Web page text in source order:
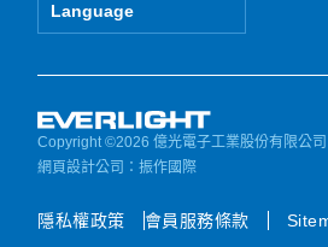
u
e
i
Language
Copyright ©2026 億光電子工業股份有限公
網頁設計公司 ：振作國際
隱私權政策 會員服務條款